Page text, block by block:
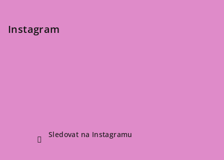
Instagram
Sledovat na Instagramu